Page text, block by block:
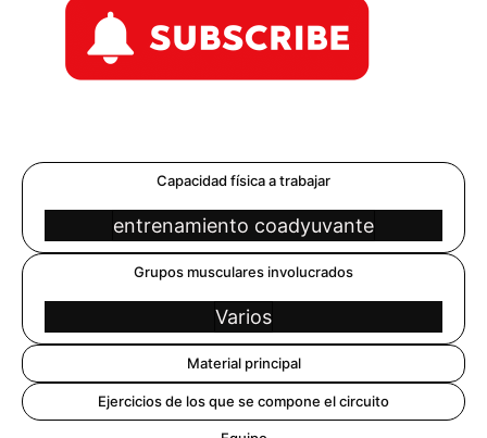
Capacidad física a trabajar
entrenamiento coadyuvante
Grupos musculares involucrados
Varios
Material principal
Ejercicios de los que se compone el circuito